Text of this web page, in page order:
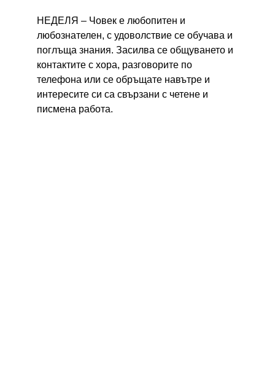
НЕДЕЛЯ – Човек е любопитен и
любознателен, с удоволствие се обучава и
поглъща знания. Засилва се общуването и
контактите с хора, разговорите по
телефона или се обръщате навътре и
интересите си са свързани с четене и
писмена работа.